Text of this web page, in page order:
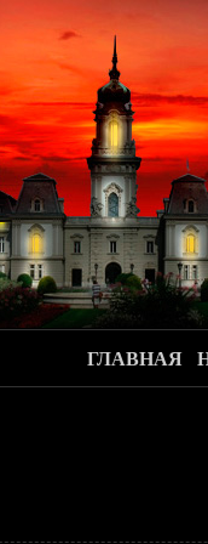
ГЛАВНАЯ